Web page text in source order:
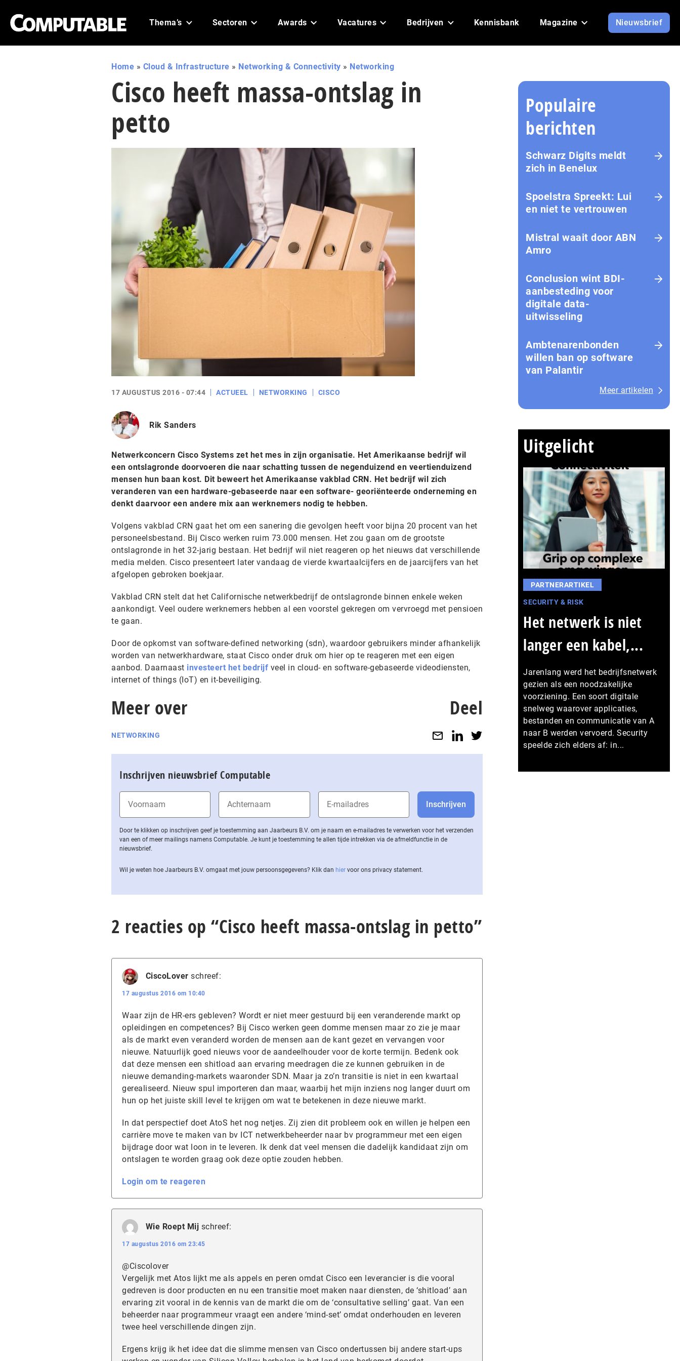
Thema’s Sectoren Awards Vacatures Bedrijven Kennisbank Magazine Nieuwsbrief
Home » Cloud & Infrastructure » Networking & Connectivity » Networking
Cisco heeft massa-ontslag in
petto
17 AUGUSTUS 2016 - 07:44 ACTUEEL NETWORKING CISCO
Rik Sanders
Netwerkconcern Cisco Systems zet het mes in zijn organisatie. Het Amerikaanse bedrijf wil
een ontslagronde doorvoeren die naar schatting tussen de negenduizend en veertienduizend
mensen hun baan kost. Dit beweert het Amerikaanse vakblad CRN. Het bedrijf wil zich
veranderen van een hardware-gebaseerde naar een software- georiënteerde onderneming en
denkt daarvoor een andere mix aan werknemers nodig te hebben.
Volgens vakblad CRN gaat het om een sanering die gevolgen heeft voor bijna 20 procent van het
personeelsbestand. Bij Cisco werken ruim 73.000 mensen. Het zou gaan om de grootste
ontslagronde in het 32-jarig bestaan. Het bedrijf wil niet reageren op het nieuws dat verschillende
media melden. Cisco presenteert later vandaag de vierde kwartaalcijfers en de jaarcijfers van het
afgelopen gebroken boekjaar.
Vakblad CRN stelt dat het Californische netwerkbedrijf de ontslagronde binnen enkele weken
aankondigt. Veel oudere werknemers hebben al een voorstel gekregen om vervroegd met pensioen
te gaan.
Door de opkomst van software-defined networking (sdn), waardoor gebruikers minder afhankelijk
worden van netwerkhardware, staat Cisco onder druk om hier op te reageren met een eigen
aanbod. Daarnaast investeert het bedrijf veel in cloud- en software-gebaseerde videodiensten,
internet of things (IoT) en it-beveiliging.
Meer over
NETWORKING
Deel
Inschrijven nieuwsbrief Computable
Door te klikken op inschrijven geef je toestemming aan Jaarbeurs B.V. om je naam en e-mailadres te verwerken voor het verzenden
van een of meer mailings namens Computable. Je kunt je toestemming te allen tijde intrekken via de af­meld­func­tie in de
nieuwsbrief.
Wil je weten hoe Jaarbeurs B.V. omgaat met jouw per­soons­ge­ge­vens? Klik dan hier voor ons privacy statement.
2 reacties op “Cisco heeft massa-ontslag in petto”
CiscoLover schreef:
17 augustus 2016 om 10:40
Waar zijn de HR-ers gebleven? Wordt er niet meer gestuurd bij een veranderende markt op
opleidingen en competences? Bij Cisco werken geen domme mensen maar zo zie je maar
als de markt even veranderd worden de mensen aan de kant gezet en vervangen voor
nieuwe. Natuurlijk goed nieuws voor de aandeelhouder voor de korte termijn. Bedenk ook
dat deze mensen een shitload aan ervaring meedragen die ze kunnen gebruiken in de
nieuwe demanding-markets waaronder SDN. Maar ja zo’n transitie is niet in een kwartaal
gerealiseerd. Nieuw spul importeren dan maar, waarbij het mijn inziens nog langer duurt om
hun op het juiste skill level te krijgen om wat te betekenen in deze nieuwe markt.
In dat perspectief doet AtoS het nog netjes. Zij zien dit probleem ook en willen je helpen een
carrière move te maken van bv ICT netwerkbeheerder naar bv programmeur met een eigen
bijdrage door wat loon in te leveren. Ik denk dat veel mensen die dadelijk kandidaat zijn om
ontslagen te worden graag ook deze optie zouden hebben.
Login om te reageren
Wie Roept Mij schreef:
17 augustus 2016 om 23:45
@Ciscolover
Vergelijk met Atos lijkt me als appels en peren omdat Cisco een leverancier is die vooral
gedreven is door producten en nu een transitie moet maken naar diensten, de ‘shitload’ aan
ervaring zit vooral in de kennis van de markt die om de ‘consultative selling’ gaat. Van een
beheerder naar programmeur vraagt een andere ‘mind-set’ omdat onderhouden en leveren
twee heel verschillende dingen zijn.
Ergens krijg ik het idee dat die slimme mensen van Cisco ondertussen bij andere start-ups
Populaire
berichten
Schwarz Digits meldt
zich in Benelux
Spoelstra Spreekt: Lui
en niet te vertrouwen
Mistral waait door ABN
Amro
Conclusion wint BDI-
aanbesteding voor
digitale data-
uitwisseling
Ambtenarenbonden
willen ban op software
van Palantir
Meer artikelen
Uitgelicht
PARTNERARTIKEL
SECURITY & RISK
Het netwerk is niet
langer een kabel,...
Jarenlang werd het bedrijfsnetwerk
gezien als een noodzakelijke
voorziening. Een soort digitale
snelweg waarover applicaties,
bestanden en communicatie van A
naar B werden vervoerd. Security
speelde zich elders af: in...